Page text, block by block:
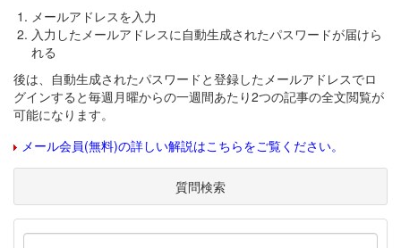
メールアドレスを入力
入力したメールアドレスに自動生成されたパスワードが届けら
れる
後は、自動生成されたパスワードと登録したメールアドレスでロ
グインすると毎週月曜からの一週間あたり2つの記事の全文閲覧が
可能になります。
メール会員(無料)の詳しい解説はこちらをご覧ください。
質問検索